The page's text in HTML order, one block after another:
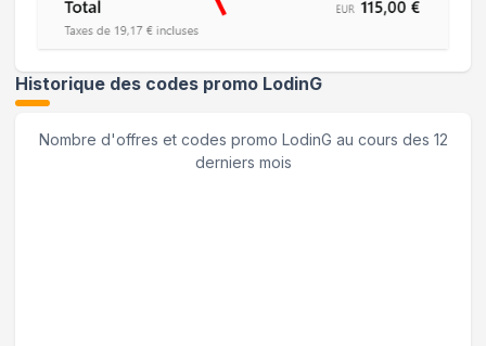
Historique des codes promo LodinG
Nombre d'offres et codes promo LodinG au cours des 12
derniers mois